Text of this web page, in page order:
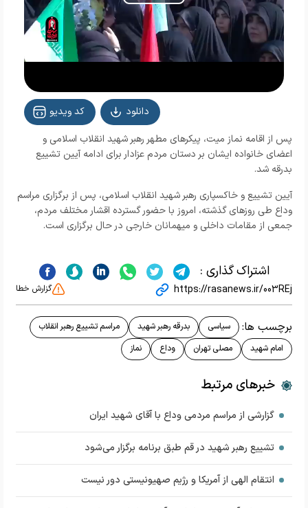
Video
کد ویدیو
دانلود
پس از اقامه نماز میت، پیکرهای مطهر رهبر شهید انقلاب اسلامی و
اعضای خانواده ایشان بر دستان مردم عزادار برای ادامه آیین تشییع
بدرقه شد.
آیین تشییع و خاکسپاری رهبر شهید انقلاب اسلامی، پس از برگزاری مراسم
وداع طی روزهای گذشته، امروز با حضور گسترده اقشار مختلف مردم،
جمعی از مقامات داخلی و میهمانان خارجی در حال برگزاری است.
اشتراک گذاری :
https://rasanews.ir/003REj گزارش خطا
برچسب ها: سیاسی بدرقه رهبر شهید
مراسم تشییع رهبر انقلاب
امام شهید
مصلی تهران وداع نماز
خبرهای مرتبط
گزارشی از مراسم مردمی وداع با آقای شهید ایران
تشییع رهبر شهید در قم طبق برنامه برگزار می‌شود
انتقام الهی از آمریکا و رژیم صهیونیستی دور نیست